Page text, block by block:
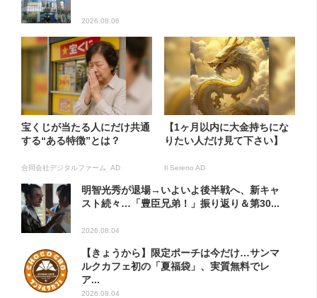
2026.08.06
宝くじが当たる人にだけ共通
する“ある特徴”とは？
合同会社デジタルファーム AD
【1ヶ月以内に大金持ちにな
りたい人だけ見て下さい】
Il Sereno AD
明智光秀が退場→いよいよ後半戦へ、新キャ
スト続々…「豊臣兄弟！」振り返り＆第30...
2026.08.04
【きょうから】限定ポーチは今だけ…サンマ
ルクカフェ初の「夏福袋」、実質無料でレ
ア...
2026.08.04